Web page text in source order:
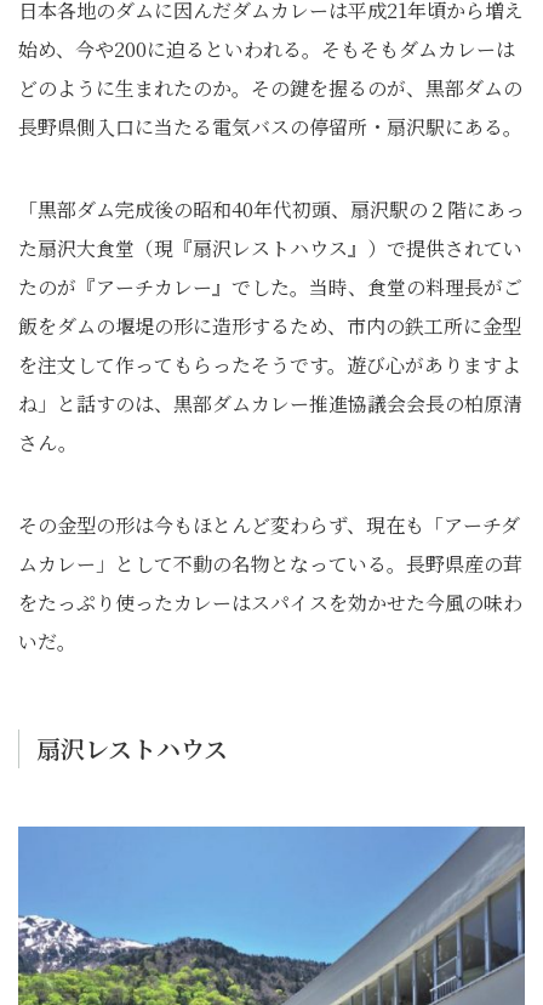
日本各地のダムに因んだダムカレーは平成21年頃から増え
始め、今や200に迫るといわれる。そもそもダムカレーは
どのように生まれたのか。その鍵を握るのが、黒部ダムの
長野県側入口に当たる電気バスの停留所・扇沢駅にある。
「黒部ダム完成後の昭和40年代初頭、扇沢駅の２階にあっ
た扇沢大食堂（現『扇沢レストハウス』）で提供されてい
たのが『アーチカレー』でした。当時、食堂の料理長がご
飯をダムの堰堤の形に造形するため、市内の鉄工所に金型
を注文して作ってもらったそうです。遊び心がありますよ
ね」と話すのは、黒部ダムカレー推進協議会会長の柏原清
さん。
その金型の形は今もほとんど変わらず、現在も「アーチダ
ムカレー」として不動の名物となっている。長野県産の茸
をたっぷり使ったカレーはスパイスを効かせた今風の味わ
いだ。
扇沢レストハウス